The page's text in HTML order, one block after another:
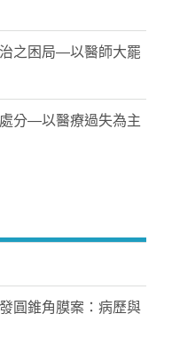
之困局—以醫師大罷
分—以醫療過失為主
圓錐角膜案：病歷與